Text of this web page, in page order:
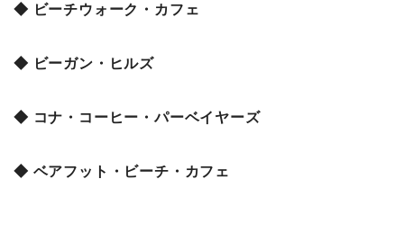
◆ ビーチウォーク・カフェ
◆ ビーガン・ヒルズ
◆ コナ・コーヒー・パーベイヤーズ
◆ ベアフット・ビーチ・カフェ